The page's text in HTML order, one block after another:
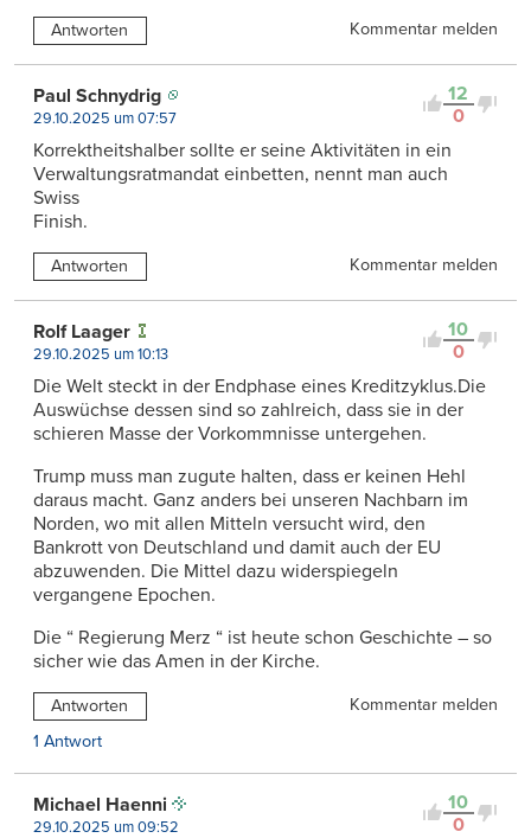
Antworten Kommentar melden
12
0
Paul Schnydrig
29.10.2025 um 07:57
Korrektheitshalber sollte er seine Aktivitäten in ein
Verwaltungsratmandat einbetten, nennt man auch
Swiss
Finish.
Antworten Kommentar melden
10
0
Rolf Laager
29.10.2025 um 10:13
Die Welt steckt in der Endphase eines Kreditzyklus.Die
Auswüchse dessen sind so zahlreich, dass sie in der
schieren Masse der Vorkommnisse untergehen.
Trump muss man zugute halten, dass er keinen Hehl
daraus macht. Ganz anders bei unseren Nachbarn im
Norden, wo mit allen Mitteln versucht wird, den
Bankrott von Deutschland und damit auch der EU
abzuwenden. Die Mittel dazu widerspiegeln
vergangene Epochen.
Die “ Regierung Merz “ ist heute schon Geschichte – so
sicher wie das Amen in der Kirche.
Antworten
Kommentar melden
1 Antwort
10
0
Michael Haenni
29.10.2025 um 09:52